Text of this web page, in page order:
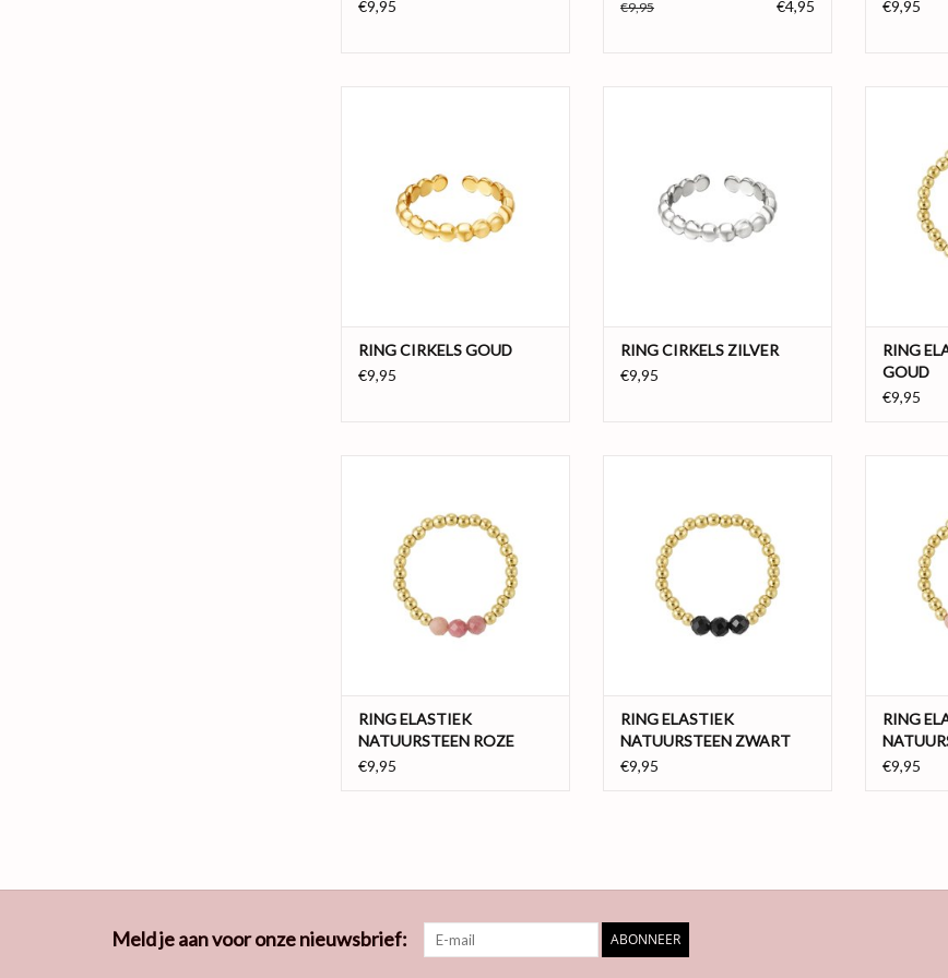
€9,95
€9,95 €4,95
€9,95
Materiaal: Stainless Steel
Maat: One size
Gewicht: 1.80g
RING CIRKELS GOUD
€9,95
Materiaal: Stainless Steel
Maat: One size
Gewicht: 1.80g
RING CIRKELS ZILVER
€9,95
in
parel in
ring
de ring
ideaal
RING
GOUD
€9,95
in combinatie met drie roze kleine
steentjes in het midden van de ring.
Doordat de ring gemaakt is van
elastiek, vormt de ring perfect naar
jouw vinger, ideaal toch! De ring is
gemaakt van
RING ELASTIEK
NATUURSTEEN ROZE
€9,95
in combinatie met drie zwarte
kleine steentjes in het midden van
de ring. Doordat de ring gemaakt is
van elastiek, vormt de ring perfect
naar jouw vinger, ideaal toch! De
ring is gemaakt v
RING ELASTIEK
NATUURSTEEN ZWART
€9,95
in
steentjes.
is van
perfect
toch!
RING
€9,95
Meld je aan voor onze nieuwsbrief: ABONNEER